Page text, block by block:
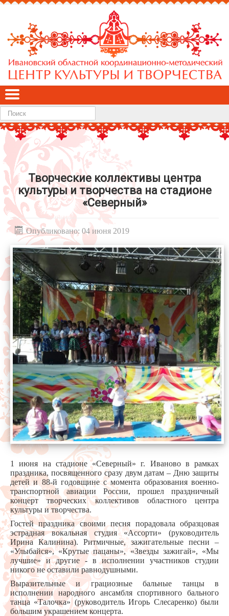
Найти
Творческие коллективы центра
культуры и творчества на стадионе
«Северный»
Опубликовано: 04 июня 2019
1 июня на стадионе «Северный» г. Иваново в рамках
праздника, посвященного сразу двум датам – Дню защиты
детей и 88-й годовщине с момента образования военно-
транспортной авиации России, прошел праздничный
концерт творческих коллективов областного центра
культуры и творчества.
Гостей праздника своими песня порадовала образцовая
эстрадная вокальная студия «Ассорти» (руководитель
Ирина Калинина). Ритмичные, зажигательные песни –
«Улыбайся», «Крутые пацаны», «Звезды зажигай», «Мы
лучшие» и другие - в исполнении участников студии
никого не оставили равнодушными.
Выразительные и грациозные бальные танцы в
исполнении народного ансамбля спортивного бального
танца «Талочка» (руководитель Игорь Слесаренко) были
большим украшением концерта.